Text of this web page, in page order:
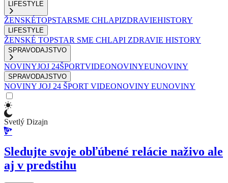
LIFESTYLE
ŽENSKÉTOPSTARSME CHLAPIZDRAVIEHISTORY
LIFESTYLE
ŽENSKÉ TOPSTAR SME CHLAPI ZDRAVIE HISTORY
SPRAVODAJSTVO
NOVINYJOJ 24ŠPORTVIDEONOVINYEUNOVINY
SPRAVODAJSTVO
NOVINY JOJ 24 ŠPORT VIDEONOVINY EUNOVINY
Svetlý Dizajn
Sledujte svoje obľúbené relácie naživo ale
aj v predstihu